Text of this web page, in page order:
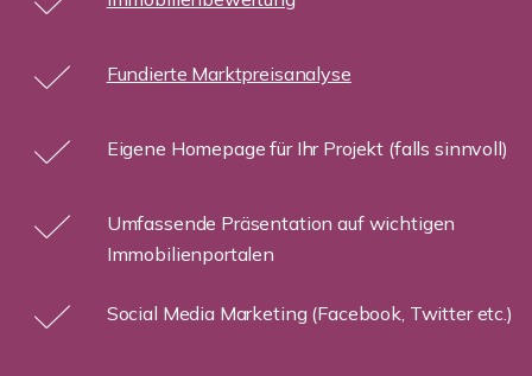
Fundierte Marktpreisanalyse
Eigene Homepage für Ihr Projekt (falls sinnvoll)
Umfassende Präsentation auf wichtigen
Immobilienportalen
Social Media Marketing (Facebook, Twitter etc.)